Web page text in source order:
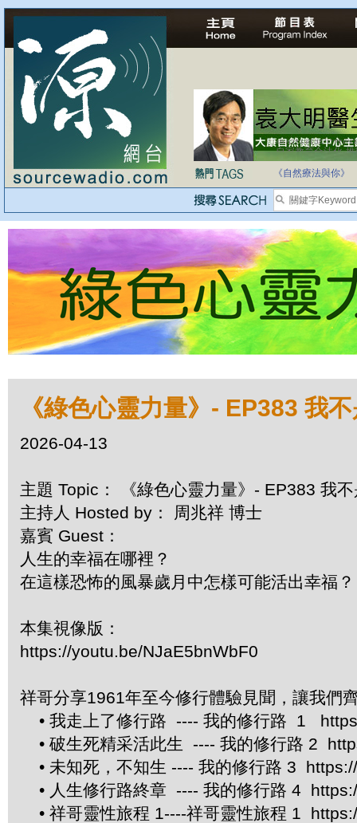
自家教育合法化-
《自然療法與你》
《綠色心靈力量》- EP383 我
2026-04-13
主題 Topic： 《綠色心靈力量》- EP383 我
主持人 Hosted by： 周兆祥 博士
嘉賓 Guest：
人生的幸福在哪裡？
在這樣恐怖的風暴歲月中怎樣可能活出幸福？
本集視像版：
https://youtu.be/NJaE5bnWbF0
祥哥分享1961年至今修行體驗見聞，讓我們
• 我走上了修行路 ---- 我的修行路 1
• 破生死精采活此生 ---- 我的修行路 2
• 未知死，不知生 ---- 我的修行路 3
• 人生修行路終章 ---- 我的修行路 4
• 祥哥靈性旅程 1----祥哥靈性旅程 1